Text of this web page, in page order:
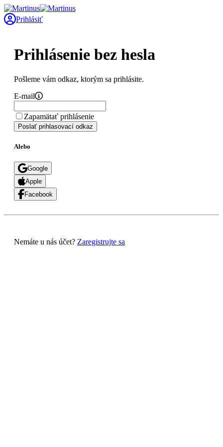
Prihlásiť
Prihlásenie bez hesla
Pošleme vám odkaz, ktorým sa prihlásite.
E-mail
Zapamätať prihlásenie
Poslať prihlasovací odkaz
Alebo
Google
Apple
Facebook
Nemáte u nás účet? Zaregistrujte sa